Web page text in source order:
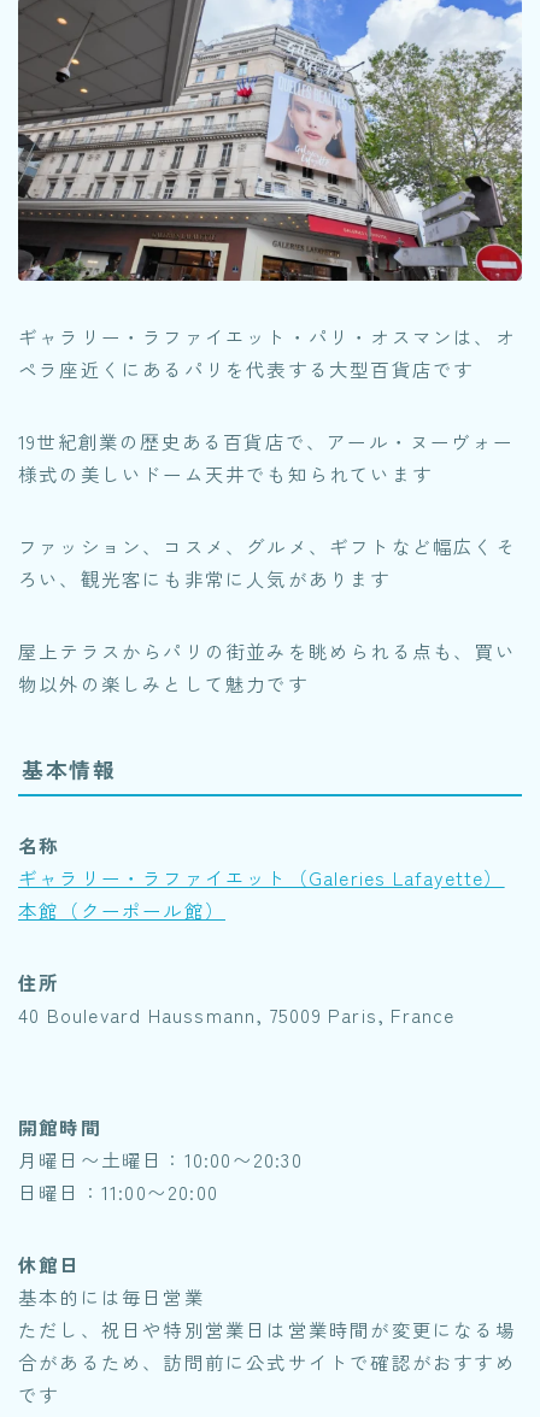
ギャラリー・ラファイエット・パリ・オスマンは、オ
ペラ座近くにあるパリを代表する大型百貨店です
19世紀創業の歴史ある百貨店で、アール・ヌーヴォー
様式の美しいドーム天井でも知られています
ファッション、コスメ、グルメ、ギフトなど幅広くそ
ろい、観光客にも非常に人気があります
屋上テラスからパリの街並みを眺められる点も、買い
物以外の楽しみとして魅力です
基本情報
名称
ギャラリー・ラファイエット（Galeries Lafayette）
本館（クーポール館）
住所
40 Boulevard Haussmann, 75009 Paris, France
開館時間
月曜日〜土曜日：10:00〜20:30
日曜日：11:00〜20:00
休館日
基本的には毎日営業
ただし、祝日や特別営業日は営業時間が変更になる場
合があるため、訪問前に公式サイトで確認がおすすめ
です